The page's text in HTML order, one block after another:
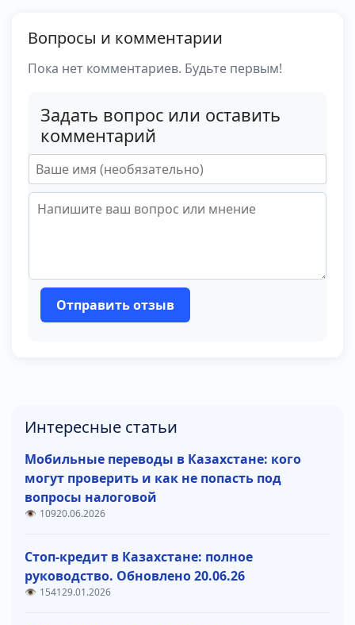
Вопросы и комментарии
Пока нет комментариев. Будьте первым!
Задать вопрос или оставить
комментарий
Отправить отзыв
Интересные статьи
Мобильные переводы в Казахстане: кого
могут проверить и как не попасть под
вопросы налоговой
10920.06.2026
Стоп-кредит в Казахстане: полное
руководство. Обновлено 20.06.26
154129.01.2026